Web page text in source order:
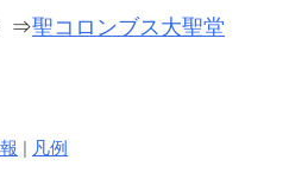
⇒聖コロンブス大聖堂
| 凡例